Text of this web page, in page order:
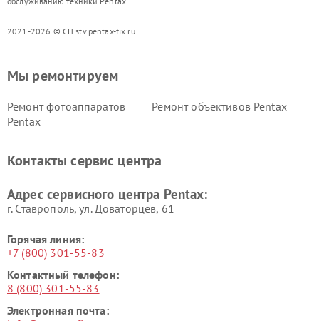
2021-2026 © СЦ stv.pentax-fix.ru
Мы ремонтируем
Ремонт фотоаппаратов
Pentax
Ремонт объективов Pentax
Контакты сервис центра
Адрес сервисного центра Pentax:
г. Ставрополь, ул. Доваторцев, 61
Горячая линия:
+7 (800) 301-55-83
Контактный телефон:
8 (800) 301-55-83
Электронная почта: